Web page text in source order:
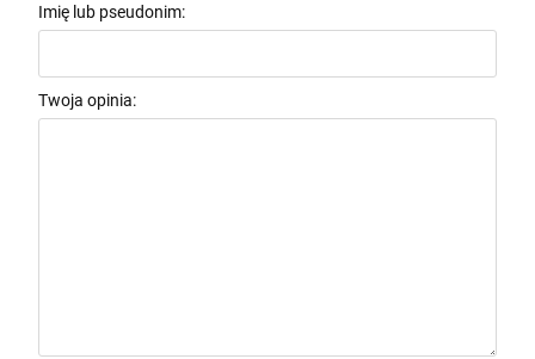
Imię lub pseudonim:
Twoja opinia: